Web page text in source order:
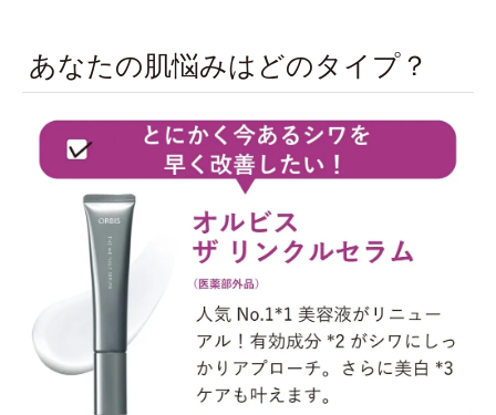
あなたの肌悩みはどのタイプ？